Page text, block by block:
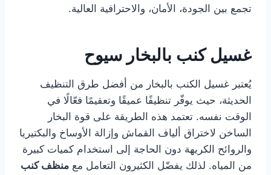
تجمع بين الجودة، الأمان، والاحترافية العالية.
غسيل كنب بالبخار سيوح
يُعتبر غسيل الكنب بالبخار من أفضل طرق التنظيف
الحديثة، حيث يوفّر تنظيفًا عميقًا وتعقيمًا فعّالًا في
الوقت نفسه. تعتمد هذه الطريقة على قوة البخار
الساخن لاختراق ألياف القماش وإزالة الأوساخ والبكتيريا
والروائح الكريهة دون الحاجة إلى استخدام كميات كبيرة
من المياه. لذلك يفضّل الكثيرون التعامل مع منظف كنب